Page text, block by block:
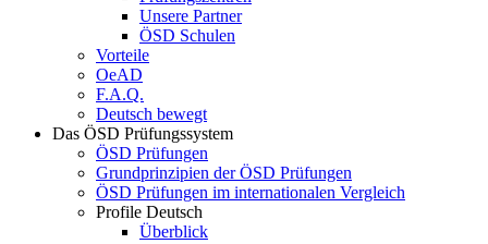
Unsere Partner
ÖSD Schulen
Vorteile
OeAD
F.A.Q.
Deutsch bewegt
Das ÖSD Prüfungssystem
ÖSD Prüfungen
Grundprinzipien der ÖSD Prüfungen
ÖSD Prüfungen im internationalen Vergleich
Profile Deutsch
Überblick